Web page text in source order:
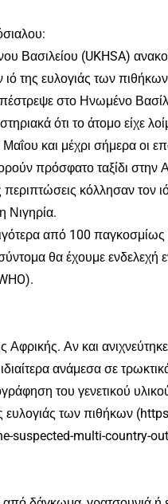
Βασιλείου (UKHSA)
της ευλογιάς των
στο Ηνωμένο
ότι το άτομο είχε
και μέχρι σήμερα οι
πρόσφατο ταξίδι στην
περιπτώσεις κόλλησαν τον
Νιγηρία.
από 100
θα έχουμε ενδελεχή
Αφρικής. Αν και
ανάμεσα σε
του γενετικού
ευλογιάς των πιθήκων
suspected-multi-country-